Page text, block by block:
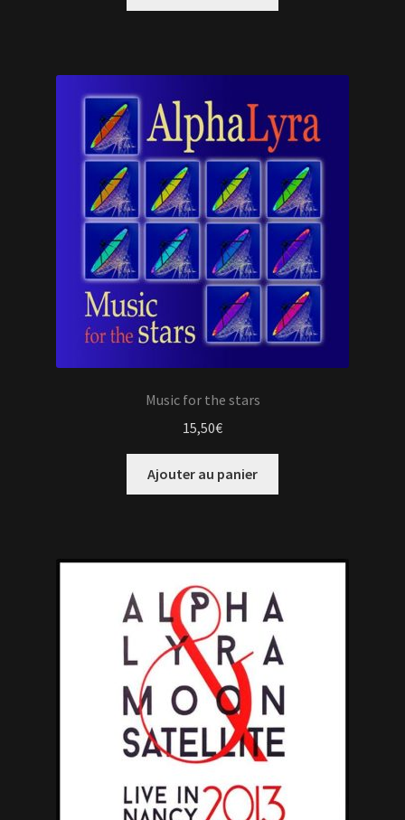
Music for the stars
15,50€
Ajouter au panier